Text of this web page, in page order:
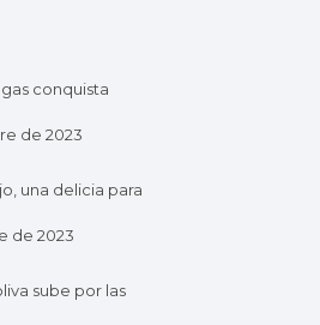
conquista
de 2023
una delicia para
de 2023
sube por las